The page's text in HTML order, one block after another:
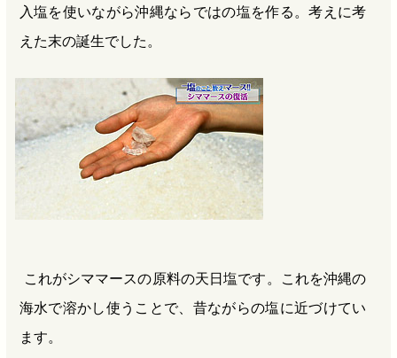
入塩を使いながら沖縄ならではの塩を作る。考えに考
えた末の誕生でした。
これがシママースの原料の天日塩です。これを沖縄の
海水で溶かし使うことで、昔ながらの塩に近づけてい
ます。